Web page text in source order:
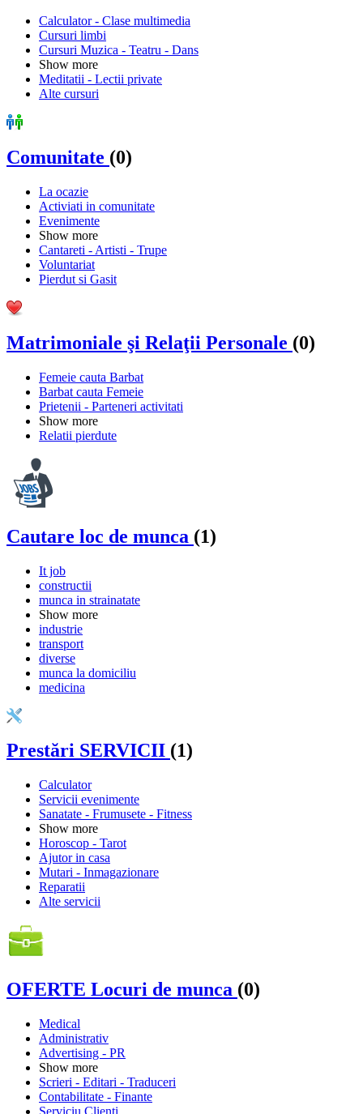
Calculator - Clase multimedia
Cursuri limbi
Cursuri Muzica - Teatru - Dans
Show more
Meditatii - Lectii private
Alte cursuri
Comunitate (0)
La ocazie
Activiati in comunitate
Evenimente
Show more
Cantareti - Artisti - Trupe
Voluntariat
Pierdut si Gasit
Matrimoniale şi Relaţii Personale (0)
Femeie cauta Barbat
Barbat cauta Femeie
Prietenii - Parteneri activitati
Show more
Relatii pierdute
Cautare loc de munca (1)
It job
constructii
munca in strainatate
Show more
industrie
transport
diverse
munca la domiciliu
medicina
Prestări SERVICII (1)
Calculator
Servicii evenimente
Sanatate - Frumusete - Fitness
Show more
Horoscop - Tarot
Ajutor in casa
Mutari - Inmagazionare
Reparatii
Alte servicii
OFERTE Locuri de munca (0)
Medical
Administrativ
Advertising - PR
Show more
Scrieri - Editari - Traduceri
Contabilitate - Finante